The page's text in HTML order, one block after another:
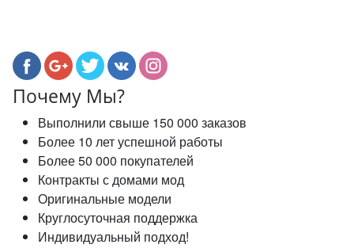
Почему Мы?
Выполнили свыше 150 000 заказов
Более 10 лет успешной работы
Более 50 000 покупателей
Контракты с домами мод
Оригинальные модели
Круглосуточная поддержка
Индивидуальный подход!